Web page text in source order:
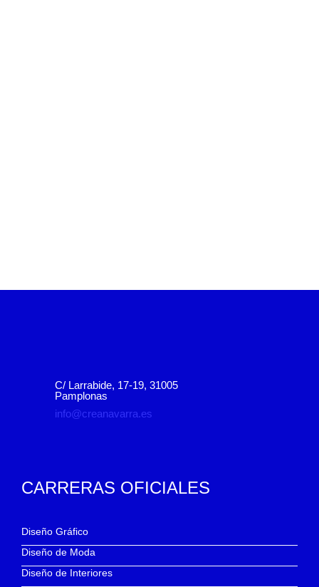
C/ Larrabide, 17-19, 31005
Pamplonas
info@creanavarra.es
CARRERAS OFICIALES
Diseño Gráfico
Diseño de Moda
Diseño de Interiores